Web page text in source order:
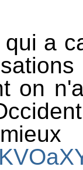
qui a
on